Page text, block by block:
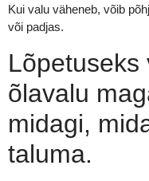
Kui valu väheneb, võib
või padjas.
Lõpetuseks
õlavalu
midagi,
taluma.